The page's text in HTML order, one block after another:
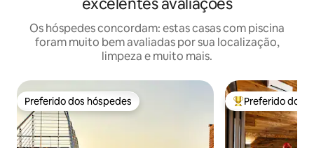
Os hóspedes concordam: estas casas com piscina
foram muito bem avaliadas por sua localização,
limpeza e muito mais.
Preferido dos hóspedes
Preferido dos hóspedes Entre os
Preferido dos